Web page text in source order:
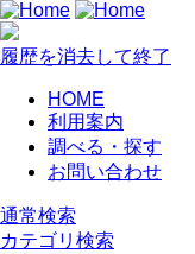
履歴を消去して終了
HOME
利用案内
調べる・探す
お問い合わせ
通常検索
カテゴリ検索